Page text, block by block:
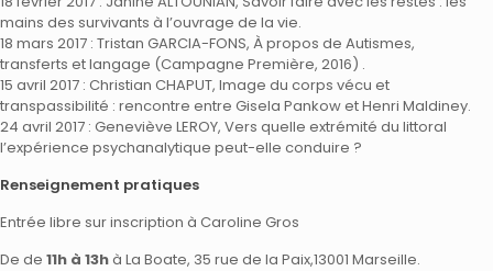
mains des survivants à l’ouvrage de la vie.
18 mars 2017 : Tristan GARCIA-FONS, À propos de Autismes,
transferts et langage (Campagne Première, 2016) .
15 avril 2017 : Christian CHAPUT, Image du corps vécu et
transpassibilité : rencontre entre Gisela Pankow et Henri Maldiney.
24 avril 2017 : Geneviève LEROY, Vers quelle extrémité du littoral
l’expérience psychanalytique peut-elle conduire ?
Renseignement pratiques
Entrée libre sur inscription à Caroline Gros
De de 11h à 13hà La Boate, 35 rue de la Paix,13001 Marseille.